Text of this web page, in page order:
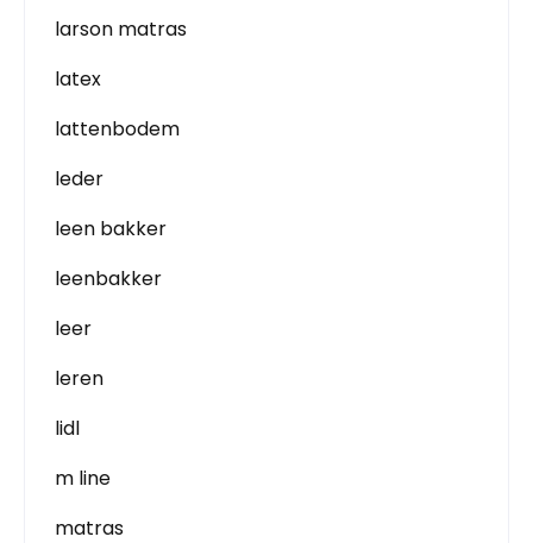
larson matras
latex
lattenbodem
leder
leen bakker
leenbakker
leer
leren
lidl
m line
matras